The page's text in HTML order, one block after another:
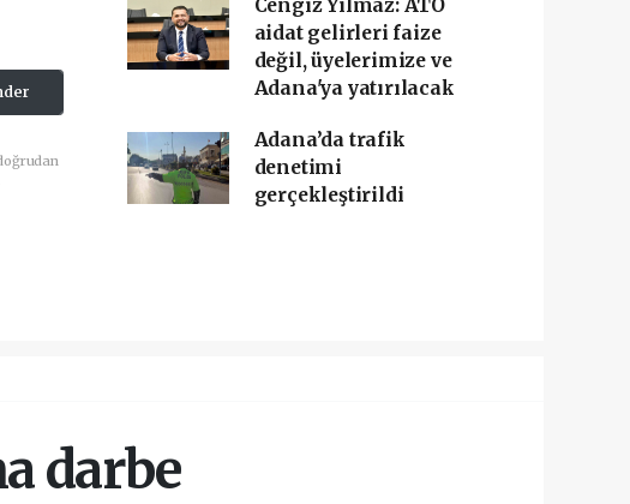
Cengiz Yılmaz: ATO
aidat gelirleri faize
değil, üyelerimize ve
Adana'ya yatırılacak
Adana’da trafik
denetimi
gerçekleştirildi
darbe